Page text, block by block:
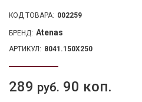
КОД ТОВАРА: 002259
БРЕНД: Atenas
АРТИКУЛ: 8041.150X250
289 руб. 90 коп.